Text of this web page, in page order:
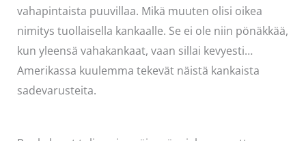
vahapintaista puuvillaa. Mikä muuten olisi oikea
nimitys tuollaisella kankaalle. Se ei ole niin pönäkkää,
kun yleensä vahakankaat, vaan sillai kevyesti…
Amerikassa kuulemma tekevät näistä kankaista
sadevarusteita.